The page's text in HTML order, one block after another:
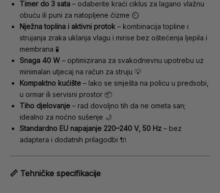
Timer do 3 sata – odaberite kraći ciklus za lagano vlažnu
obuću ili puni za natopljene čizme ⏲️
Nježna toplina i aktivni protok – kombinacija topline i
strujanja zraka uklanja vlagu i mirise bez oštećenja ljepila i
membrana 🧪
Snaga 40 W – optimizirana za svakodnevnu upotrebu uz
minimalan utjecaj na račun za struju 💡
Kompaktno kućište – lako se smješta na policu u predsobi,
u ormar ili servisni prostor 📦
Tiho djelovanje – rad dovoljno tih da ne ometa san;
idealno za noćno sušenje 🌙
Standardno EU napajanje 220–240 V, 50 Hz – bez
adaptera i dodatnih prilagodbi 🔌
📏 Tehničke specifikacije